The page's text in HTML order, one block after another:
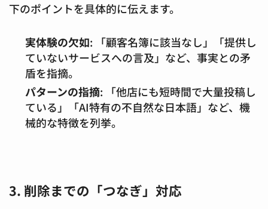
下のポイントを具体的に伝えます。
実体験の欠如: 「顧客名簿に該当なし」「提供し
ていないサービスへの言及」など、事実との矛
盾を指摘。
パターンの指摘: 「他店にも短時間で大量投稿し
ている」「AI特有の不自然な日本語」など、機
械的な特徴を列挙。
3. 削除までの「つなぎ」対応